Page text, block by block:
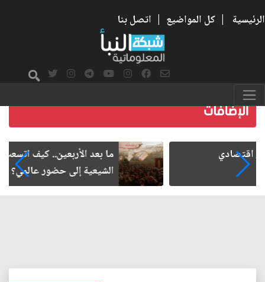
الرئيسية | كل المواضيع | اتصل بنا
ما بعد الأربعين.. كيف اتسعت الزيارة من هويتها
الشيعية إلى حضور عالمي؟